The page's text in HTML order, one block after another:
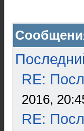
RE:
2016,
RE: